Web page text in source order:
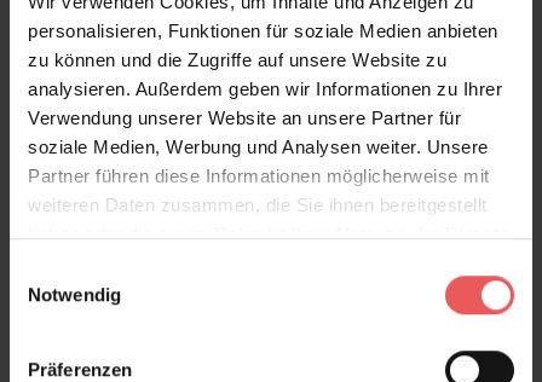
personalisieren, Funktionen für soziale Medien anbieten
zu können und die Zugriffe auf unsere Website zu
analysieren. Außerdem geben wir Informationen zu Ihrer
Verwendung unserer Website an unsere Partner für
soziale Medien, Werbung und Analysen weiter. Unsere
Partner führen diese Informationen möglicherweise mit
weiteren Daten zusammen, die Sie ihnen bereitgestellt
haben oder die sie im Rahmen Ihrer Nutzung der Dienste
Notwendig
Präferenzen
Produktgalerie überspringen
Varianten